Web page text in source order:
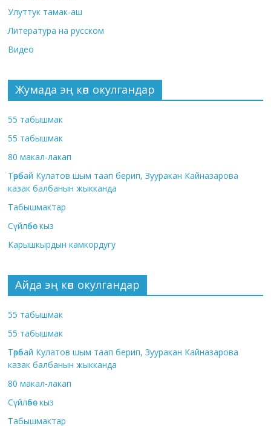
Улуттук тамак-аш
Литература на русском
Видео
Жумада эң көп окулгандар
55 табышмак
55 табышмак
80 макал-лакап
Төрөбай Кулатов шым таап берип, Зууракан Кайназарова
казак балбанын жыкканда
Табышмактар
Сүйлөбөс кыз
Карышкырдын камкордугу
Айда эң көп окулгандар
55 табышмак
55 табышмак
Төрөбай Кулатов шым таап берип, Зууракан Кайназарова
казак балбанын жыкканда
80 макал-лакап
Сүйлөбөс кыз
Табышмактар